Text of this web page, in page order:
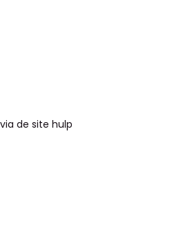
de site hulp